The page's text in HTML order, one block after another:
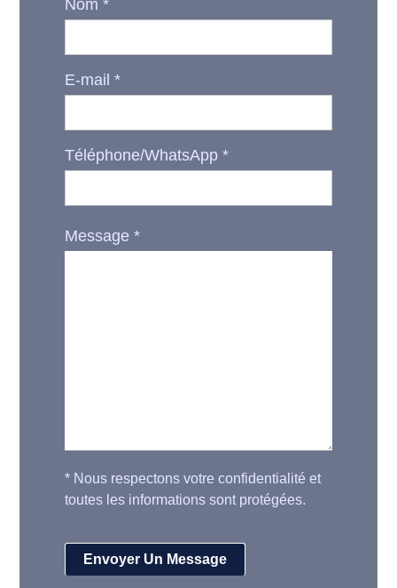
Nom*
E-mail*
Téléphone/WhatsApp*
Message*
* Nous respectons votre confidentialité et
toutes les informations sont protégées.